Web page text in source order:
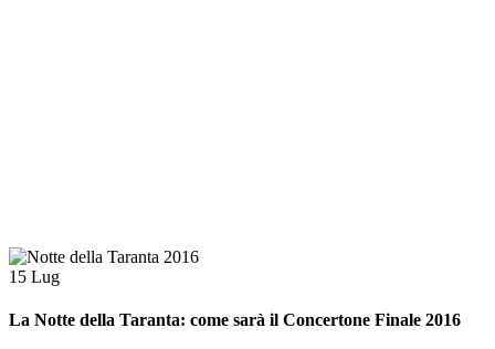
15 Lug
La Notte della Taranta: come sarà il Concertone Finale 2016